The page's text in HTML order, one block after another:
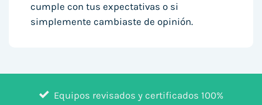
cumple con tus expectativas o si
simplemente cambiaste de opinión.
Equipos revisados y certificados 100%